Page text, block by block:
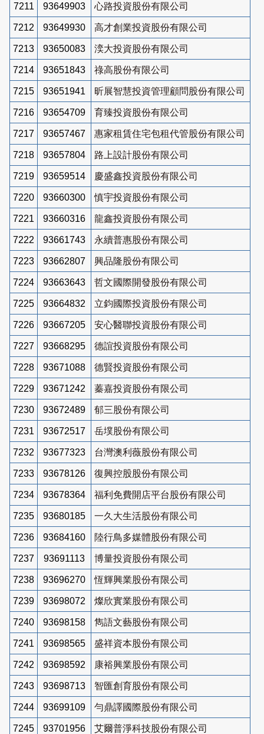
7211 93649903 心路投資股份有限公司
7212 93649930 高才創業投資股份有限公司
7213 93650083 湙大投資股份有限公司
7214 93651843 祿高股份有限公司
7215 93651941 昕展智慧投資管理顧問股份有限公司
7216 93654709 育臻投資股份有限公司
7217 93657467 惠家租賃住宅包租代管股份有限公司
7218 93657804 路上設計股份有限公司
7219 93659514 慶盛鑫投資股份有限公司
7220 93660300 慎宇投資股份有限公司
7221 93660316 龍鑫投資股份有限公司
7222 93661743 永續普惠股份有限公司
7223 93662807 興品隆股份有限公司
7224 93663643 哲文國際開發股份有限公司
7225 93664832 立鈞國際投資股份有限公司
7226 93667205 安心醫聯投資股份有限公司
7227 93668295 德誼投資股份有限公司
7228 93671088 德賢投資股份有限公司
7229 93671242 蓁嘉投資股份有限公司
7230 93672489 郁三股份有限公司
7231 93672517 岳墣股份有限公司
7232 93677323 台灣澳利薇股份有限公司
7233 93678126 復興控股股份有限公司
7234 93678364 福利免費開店平台股份有限公司
7235 93680185 一久大生活股份有限公司
7236 93684160 陸行鳥多媒體股份有限公司
7237 93691113 博量投資股份有限公司
7238 93696270 恆輝興業股份有限公司
7239 93698072 燦欣實業股份有限公司
7240 93698158 雋語文藝股份有限公司
7241 93698565 盛祥資本股份有限公司
7242 93698592 康裕興業股份有限公司
7243 93698713 智匯創育股份有限公司
7244 93699109 勻鼎譯國際股份有限公司
7245 93701956 艾爾普淨科技股份有限公司